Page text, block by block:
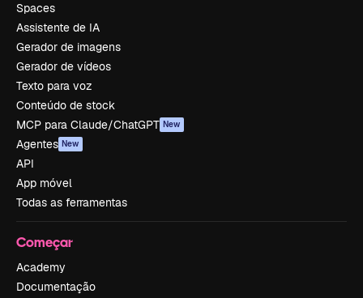
Spaces
Assistente de IA
Gerador de imagens
Gerador de vídeos
Texto para voz
Conteúdo de stock
MCP para Claude/ChatGPT New
Agentes New
API
App móvel
Todas as ferramentas
Começar
Academy
Documentação